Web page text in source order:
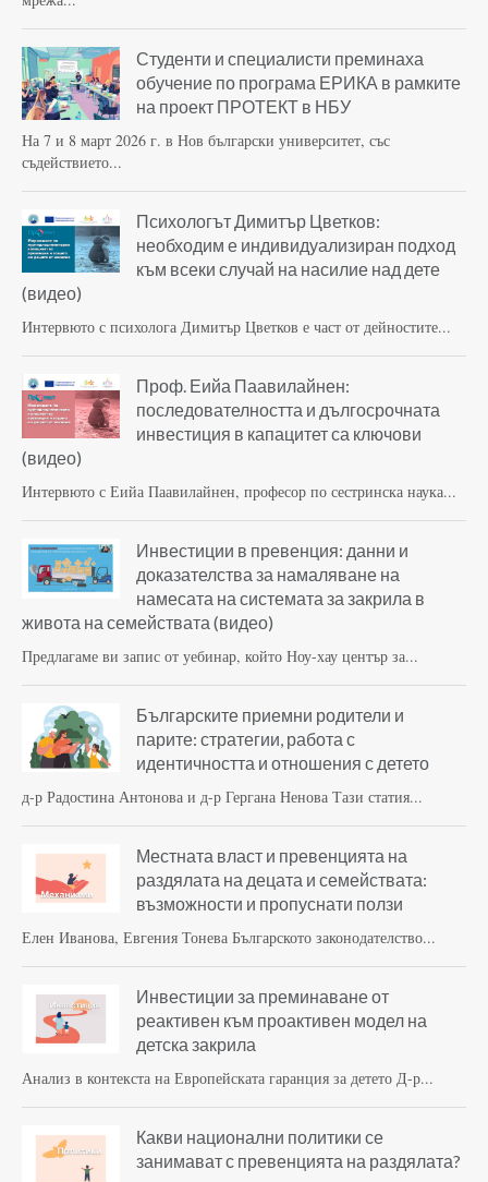
Студенти и специалисти преминаха
обучение по програма ЕРИКА в рамките
на проект ПРОТЕКТ в НБУ
На 7 и 8 март 2026 г. в Нов български университет, със
съдействието...
Психологът Димитър Цветков:
необходим е индивидуализиран подход
към всеки случай на насилие над дете
(видео)
Интервюто с психолога Димитър Цветков е част от дейностите...
Проф. Еийа Паавилайнен:
последователността и дългосрочната
инвестиция в капацитет са ключови
(видео)
Интервюто с Еийа Паавилайнен, професор по сестринска наука...
Инвестиции в превенция: данни и
доказателства за намаляване на
намесата на системата за закрила в
живота на семействата (видео)
Предлагаме ви запис от уебинар, който Ноу-хау център за...
Българските приемни родители и
парите: стратегии, работа с
идентичността и отношения с детето
д-р Радостина Антонова и д-р Гергана Ненова Тази статия...
Местната власт и превенцията на
раздялата на децата и семействата:
възможности и пропуснати ползи
Елен Иванова, Евгения Тонева Българското законодателство...
Инвестиции за преминаване от
реактивен към проактивен модел на
детска закрила
Анализ в контекста на Европейската гаранция за детето Д-р...
Какви национални политики се
занимават с превенцията на раздялата?